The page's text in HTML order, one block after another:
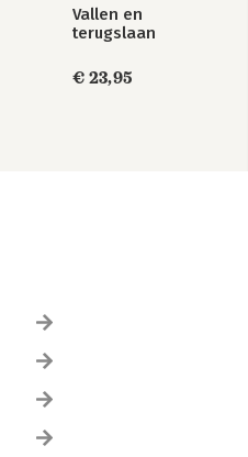
Vallen en
terugslaan
€ 23,95